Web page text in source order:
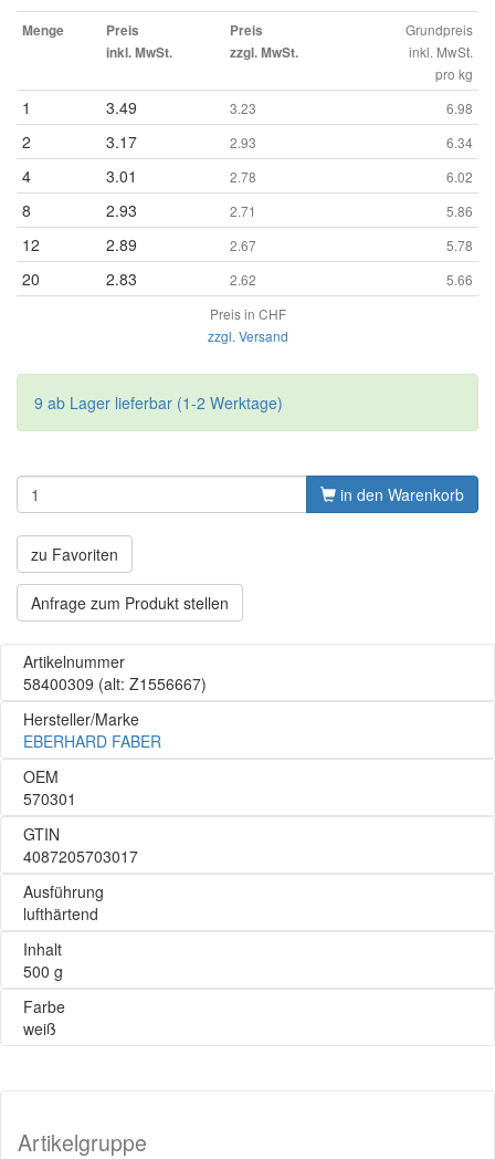
Menge
Preis
inkl. MwSt.
Preis
zzgl. MwSt.
Grundpreis
inkl. MwSt.
pro kg
1 3.49 3.23 6.98
2 3.17 2.93 6.34
4 3.01 2.78 6.02
8 2.93 2.71 5.86
12 2.89 2.67 5.78
20 2.83 2.62
5.66
Preis in CHF
zzgl. Versand
9 ab Lager lieferbar (1-2 Werktage)
in den Warenkorb
zu Favoriten
Anfrage zum Produkt stellen
Artikelnummer
58400309 (alt: Z1556667)
Hersteller/Marke
EBERHARD FABER
OEM
570301
GTIN
4087205703017
Ausführung
lufthärtend
Inhalt
500 g
Farbe
weiß
Artikelgruppe